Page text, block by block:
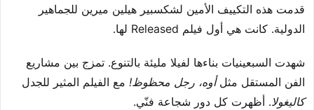
قدمت هذه التكييف الأمين لشكسبير هيلين ميرين للجماهير
الدولية. كانت هي أول فيلم Released لها.
شهدت السبعينيات بناءها لفيلا مليئة بالتنوع. تمزج بين مشاريع
الفن المستقل مثلأوه، رجل محظوظ! مع الفيلم المثير للجدل
كاليغولا. أظهرت كل دور شجاعة فنّي.